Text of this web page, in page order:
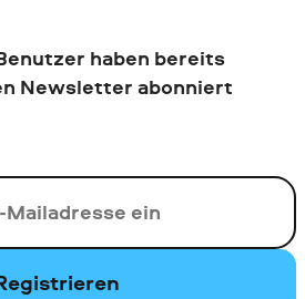
haben bereits
Newsletter abonniert